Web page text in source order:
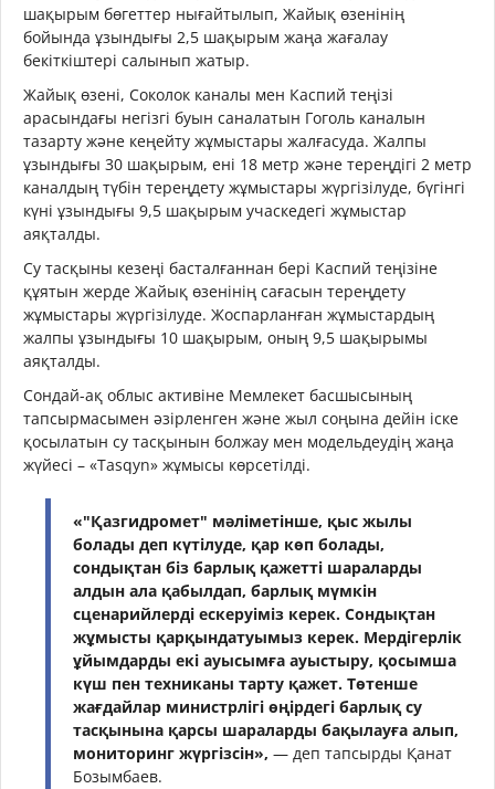
шақырым бөгеттер нығайтылып, Жайық өзенінің
бойында ұзындығы 2,5 шақырым жаңа жағалау
бекіткіштері салынып жатыр.
Жайық өзені, Соколок каналы мен Каспий теңізі
арасындағы негізгі буын саналатын Гоголь каналын
тазарту және кеңейту жұмыстары жалғасуда. Жалпы
ұзындығы 30 шақырым, ені 18 метр және тереңдігі 2 метр
каналдың түбін тереңдету жұмыстары жүргізілуде, бүгінгі
күні ұзындығы 9,5 шақырым учаскедегі жұмыстар
аяқталды.
Су тасқыны кезеңі басталғаннан бері Каспий теңізіне
құятын жерде Жайық өзенінің сағасын тереңдету
жұмыстары жүргізілуде. Жоспарланған жұмыстардың
жалпы ұзындығы 10 шақырым, оның 9,5 шақырымы
аяқталды.
Сондай-ақ облыс активіне Мемлекет басшысының
тапсырмасымен әзірленген және жыл соңына дейін іске
қосылатын су тасқынын болжау мен модельдеудің жаңа
жүйесі – «Tasqyn» жұмысы көрсетілді.
«"Қазгидромет" мәліметінше, қыс жылы
болады деп күтілуде, қар көп болады,
сондықтан біз барлық қажетті шараларды
алдын ала қабылдап, барлық мүмкін
сценарийлерді ескеруіміз керек. Сондықтан
жұмысты қарқындатуымыз керек. Мердігерлік
ұйымдарды екі ауысымға ауыстыру, қосымша
күш пен техниканы тарту қажет. Төтенше
жағдайлар министрлігі өңірдегі барлық су
тасқынына қарсы шараларды бақылауға алып,
мониторинг жүргізсін», — деп тапсырды Қанат
Бозымбаев.